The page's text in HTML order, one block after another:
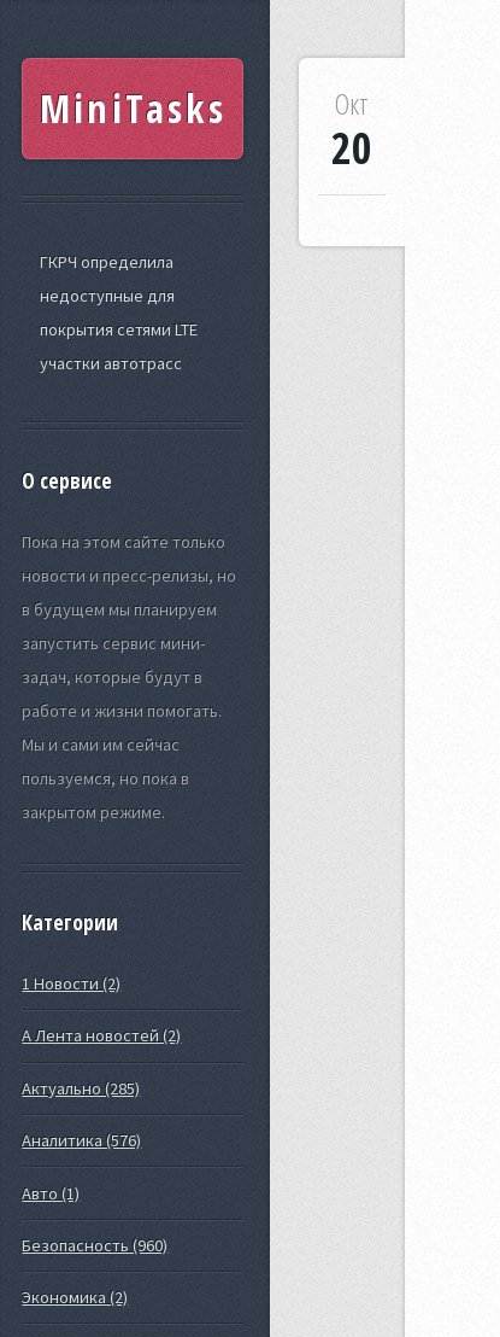
MiniTasks
ГКРЧ определила
недоступные для
покрытия сетями LTE
участки автотрасс
О сервисе
Пока на этом сайте только
новости и пресс-релизы, но
в будущем мы планируем
запустить сервис мини-
задач, которые будут в
работе и жизни помогать.
Мы и сами им сейчас
пользуемся, но пока в
закрытом режиме.
Категории
1 Новости (2)
А Лента новостей (2)
Актуально (285)
Аналитика (576)
Авто (1)
Безопасность (960)
Экономика (2)
Окт
20